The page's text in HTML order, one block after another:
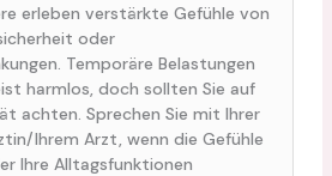
erleben verstärkte Gefühle von
oder
Temporäre Belastungen
harmlos, doch sollten Sie auf
achten. Sprechen Sie mit Ihrer
Ihrem Arzt, wenn die Gefühle
Ihre Alltagsfunktionen